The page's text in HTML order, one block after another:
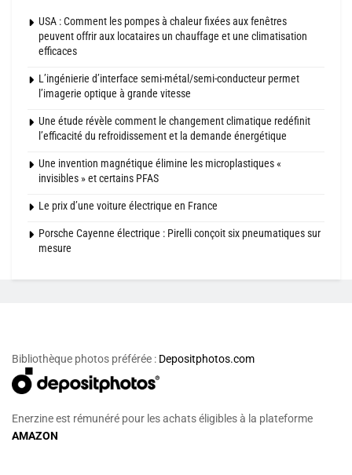
USA : Comment les pompes à chaleur fixées aux fenêtres
peuvent offrir aux locataires un chauffage et une climatisation
efficaces
L’ingénierie d’interface semi-métal/semi-conducteur permet
l’imagerie optique à grande vitesse
Une étude révèle comment le changement climatique redéfinit
l’efficacité du refroidissement et la demande énergétique
Une invention magnétique élimine les microplastiques «
invisibles » et certains PFAS
Le prix d’une voiture électrique en France
Porsche Cayenne électrique : Pirelli conçoit six pneumatiques sur
mesure
Bibliothèque photos préférée : Depositphotos.com
Enerzine est rémunéré pour les achats éligibles à la plateforme
AMAZON